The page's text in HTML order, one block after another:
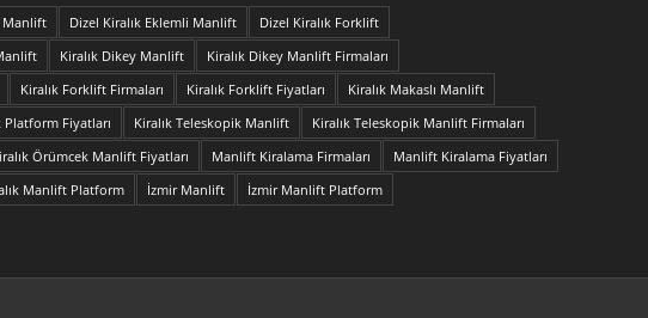
Manlift Dizel Kiralık Eklemli Manlift
Dizel Kiralık Forklift
Kiralık Dikey Manlift
Kiralık Dikey Manlift Firmaları
Kiralık Forklift Firmaları Kiralık Forklift Fiyatları
Kiralık Makaslı Manlift
Platform Fiyatları Kiralık Teleskopik Manlift
Kiralık Teleskopik Manlift Firmaları
Örümcek Manlift Fiyatları Manlift Kiralama Firmaları
Manlift Kiralama Fiyatları
Manlift Platform İzmir Manlift İzmir Manlift Platform